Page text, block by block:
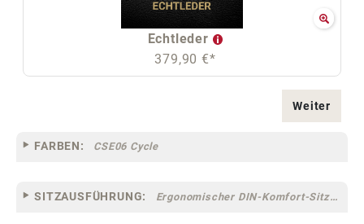
Echtleder
379,90 €*
Weiter
FARBEN: CSE06 Cycle
SITZAUSFÜHRUNG: Ergonomischer DIN-Komfort-Sitz [75]